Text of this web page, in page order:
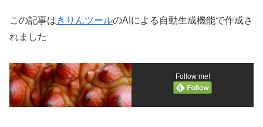
この記事はきりんツールのAIによる自動生成機能で作成さ
れました
Follow me!